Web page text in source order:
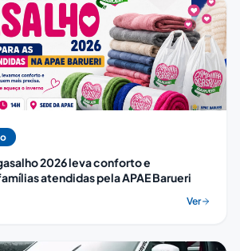
2026 leva conforto e
atendidas pela APAE Barueri
Ver